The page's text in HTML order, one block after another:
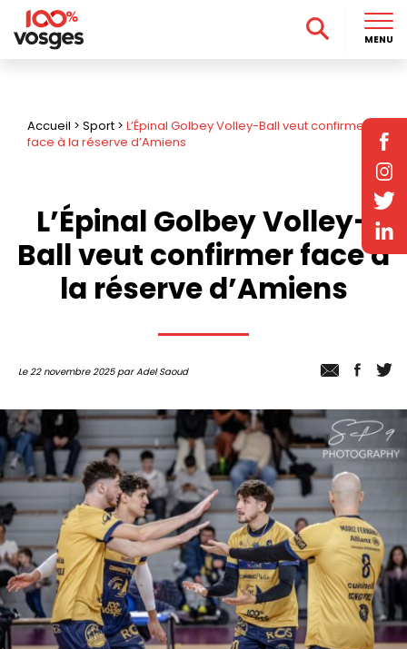
Accueil > Sport > L’Épinal Golbey Volley-Ball veut confirmer
face à la réserve d’Amiens
L’Épinal Golbey Volley-
Ball veut confirmer face à
la réserve d’Amiens
Le 22 novembre 2025 par Adel Saoud
MENU